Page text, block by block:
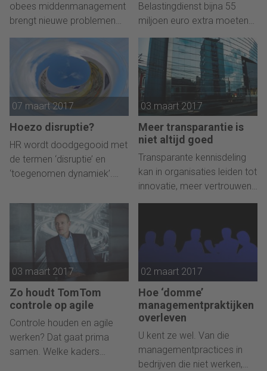
obees middenmanagement
brengt nieuwe problemen
mee: traditionele
loopbaanpaden verdwijnen.
Wie volgt de top op?
Belastingdienst bijna 55
miljoen euro extra moeten
uitgeven door de inhuur van
extern personeel.
07 maart 2017
Hoezo disruptie?
HR wordt doodgegooid met
de termen ‘disruptie’ en
‘toegenomen dynamiek’.
03 maart 2017
Meer transparantie is
niet altijd goed
Transparante kennisdeling
kan in organisaties leiden tot
innovatie, meer vertrouwen
en een beter gedragen
transparantie heeft ook een
keerzijde.
03 maart 2017
Zo houdt TomTom
controle op agile
Controle houden en agile
werken? Dat gaat prima
samen. Welke kaders
02 maart 2017
Hoe ‘domme’
managementpraktijken
overleven
U kent ze wel. Van die
managementpractices in
bedrijven die niet werken,